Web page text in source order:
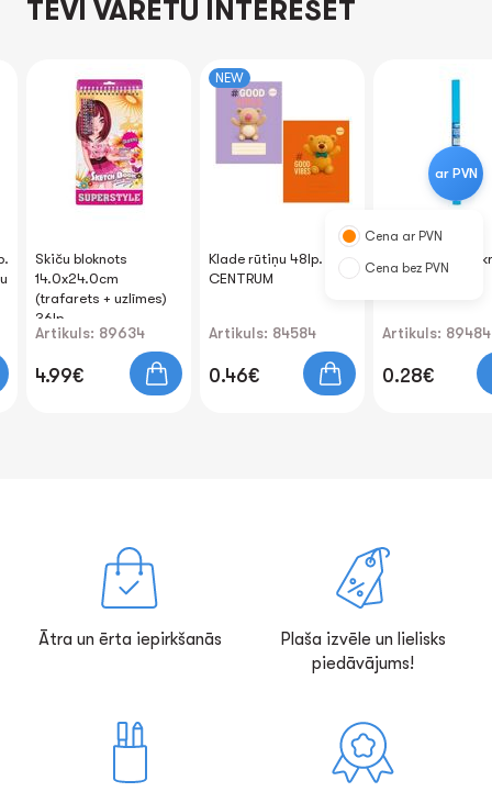
TEVI VARĒTU INTERESĒT
Skiču bloknots
14.0x24.0cm
(trafarets + uzlīmes)
36lp.
Artikuls: 89634
4.99€
NEW
Klade rūtiņu 48lp.
CENTRUM
Artikuls: 84584
0.46€
Kreppapīrs zila
Artikuls: 89484
0.28€
ar PVN
Cena ar PVN
Cena bez PVN
Ātra un ērta iepirkšanās
Plaša izvēle un lielisks
piedāvājums!